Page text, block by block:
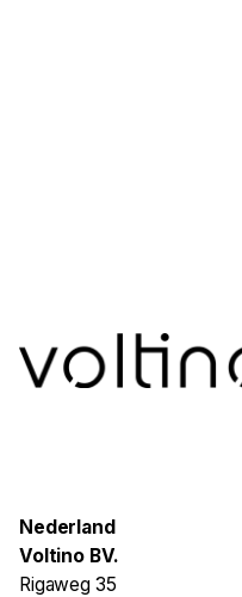
Nederland
Voltino BV.
Rigaweg 35